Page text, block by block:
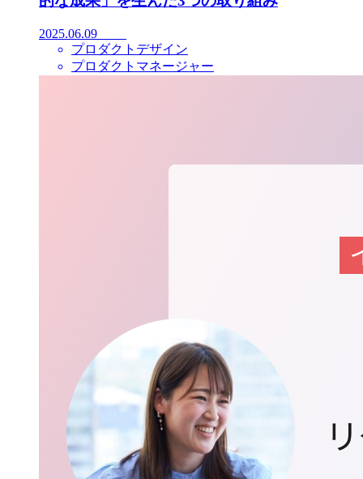
2025.06.09
プロダクトデザイン
プロダクトマネージャー